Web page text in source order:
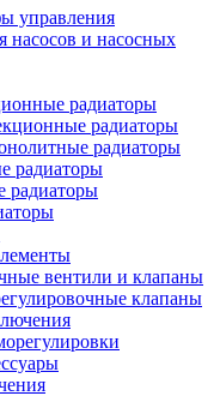
управления
и насосных
радиаторы
радиаторы
радиаторы
радиаторы
радиаторы
вентили и клапаны
клапаны